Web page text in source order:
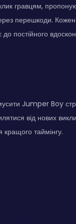
гравцям,
перешкоди. Кожен
до постійного
Jumper Boy
від нових
таймінгу.